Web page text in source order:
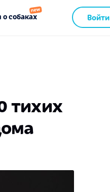
собаках Войти
тихих